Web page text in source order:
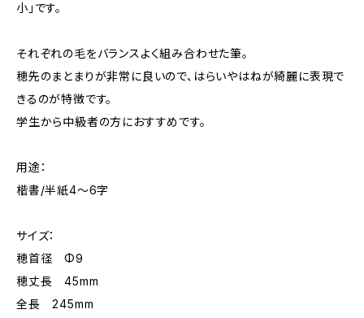
小」です。
それぞれの毛をバランスよく組み合わせた筆。
穂先のまとまりが非常に良いので、はらいやはねが綺麗に表現で
きるのが特徴です。
学生から中級者の方におすすめです。
用途：
楷書/半紙4～6字
サイズ：
穂首径 Φ9
穂丈長 45mm
全長 245mm